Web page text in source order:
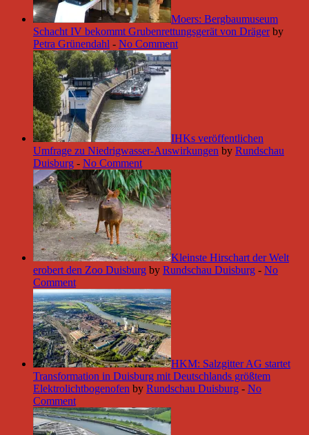
Moers: Bergbaumuseum
Schacht IV bekommt Grubenrettungsgerät von Dräger by
Petra Grünendahl - No Comment
IHKs veröffentlichen
Umfrage zu Niedrigwasser-Auswirkungen by Rundschau
Duisburg - No Comment
Kleinste Hirschart der Welt
erobert den Zoo Duisburg by Rundschau Duisburg - No
Comment
HKM: Salzgitter AG startet
Transformation in Duisburg mit Deutschlands größtem
Elektrolichtbogenofen by Rundschau Duisburg - No
Comment